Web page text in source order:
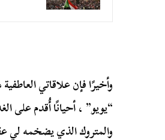
وأخيرًا فإن علاقاتي
“يويو” ، أحيانًا أُقدم على
والمتروك الذي يضخمه لي